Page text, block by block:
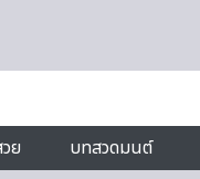
ย บทสวดมนต์